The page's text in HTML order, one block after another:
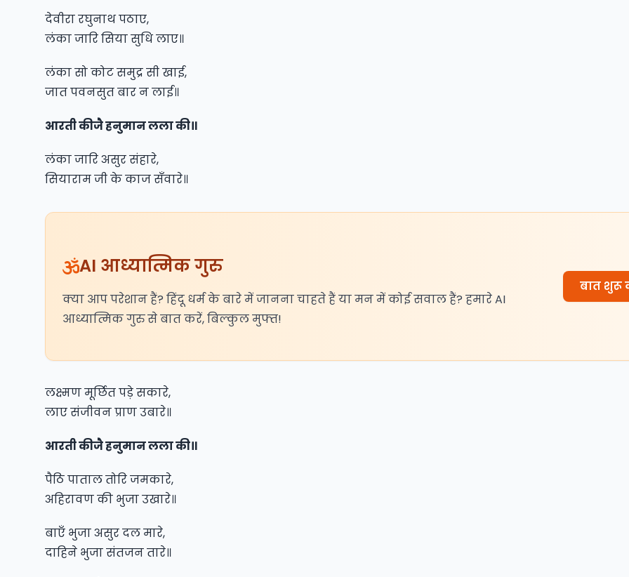
देवीरा रघुनाथ पठाए,
लंका जारि सिया सुधि लाए॥
लंका सो कोट समुद्र सी खाई,
जात पवनसुत बार न लाई॥
आरती कीजै हनुमान लला की॥
लंका जारि असुर संहारे,
सियाराम जी के काज सँवारे॥
AI आध्यात्मिक गुरु
क्या आप परेशान हैं? हिंदू धर्म के बारे में जानना चाहते हैं या मन में कोई सवाल हैं? हमारे AI
आध्यात्मिक गुरु से बात करें, बिल्कुल मुफ्त!
बात शुरू
लक्ष्मण मूर्छित पड़े सकारे,
लाए संजीवन प्राण उबारे॥
आरती कीजै हनुमान लला की॥
पैठि पाताल तोरि जमकारे,
अहिरावण की भुजा उखारे॥
बाएँ भुजा असुर दल मारे,
दाहिने भुजा संतजन तारे॥